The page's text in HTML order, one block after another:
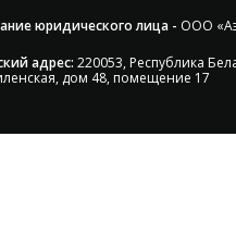
юридического лица - ООО
адрес: 220053, Республика
дом 48, помещение 17